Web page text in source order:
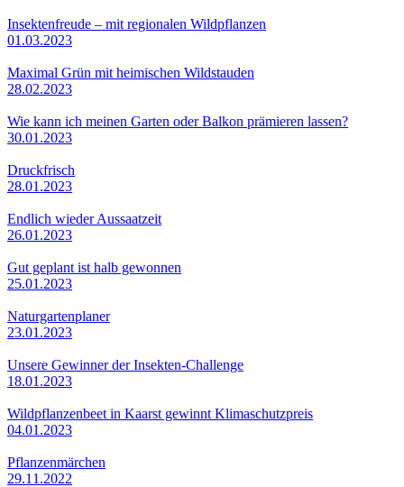
Insektenfreude – mit regionalen Wildpflanzen
01.03.2023
Maximal Grün mit heimischen Wildstauden
28.02.2023
Wie kann ich meinen Garten oder Balkon prämieren lassen?
30.01.2023
Druckfrisch
28.01.2023
Endlich wieder Aussaatzeit
26.01.2023
Gut geplant ist halb gewonnen
25.01.2023
Naturgartenplaner
23.01.2023
Unsere Gewinner der Insekten-Challenge
18.01.2023
Wildpflanzenbeet in Kaarst gewinnt Klimaschutzpreis
04.01.2023
Pflanzenmärchen
29.11.2022